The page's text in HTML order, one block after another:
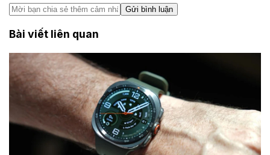
Gửi bình luận
Bài viết liên quan